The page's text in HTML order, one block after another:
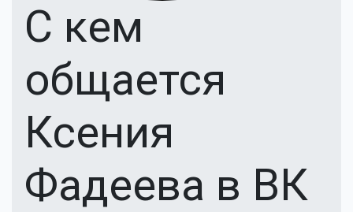
С кем
общается
Ксения
Фадеева в ВК